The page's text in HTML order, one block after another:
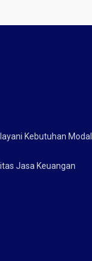
Kebutuhan
Jasa Keuangan